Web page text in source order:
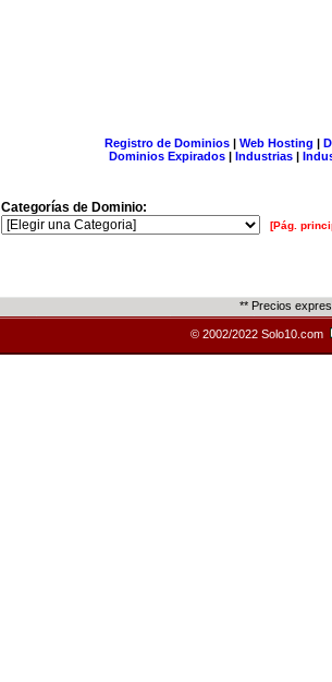
Registro de Dominios| Web Hosting |
Dominios Expirados | Industrias |
Categorías de Dominio:
[Pág.
** Precios
© 2002/2022 Solo10.com